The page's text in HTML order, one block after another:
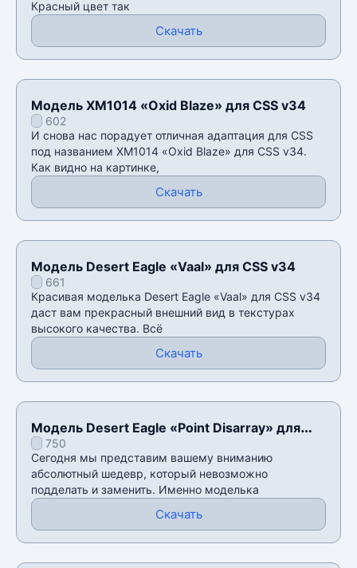
Красный цвет так
Скачать
Модель XM1014 «Oxid Blaze» для CSS v34
602
И снова нас порадует отличная адаптация для CSS
под названием XM1014 «Oxid Blaze» для CSS v34.
Как видно на картинке,
Скачать
Модель Desert Eagle «Vaal» для CSS v34
661
Красивая моделька Desert Eagle «Vaal» для CSS v34
даст вам прекрасный внешний вид в текстурах
высокого качества. Всё
Скачать
Модель Desert Eagle «Point Disarray» для
CSS v34
750
Сегодня мы представим вашему вниманию
абсолютный шедевр, который невозможно
подделать и заменить. Именно моделька
Скачать